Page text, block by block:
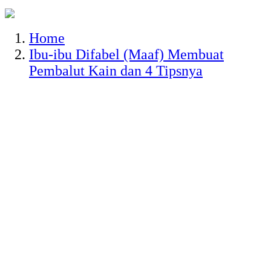
Home
Ibu-ibu Difabel (Maaf) Membuat
Pembalut Kain dan 4 Tipsnya